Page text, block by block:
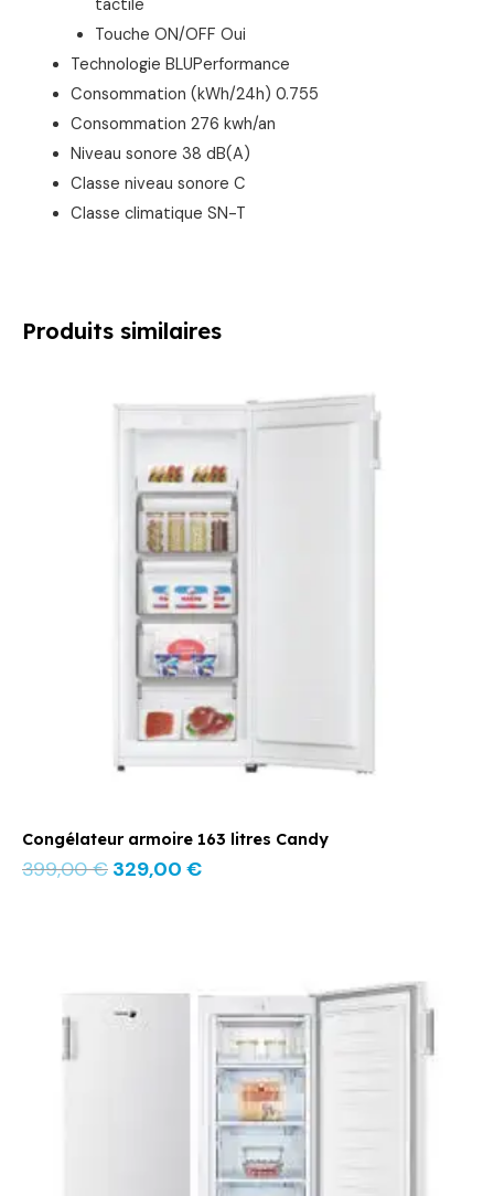
tactile
Touche ON/OFF Oui
Technologie BLUPerformance
Consommation (kWh/24h) 0.755
Consommation 276 kwh/an
Niveau sonore 38 dB(A)
Classe niveau sonore C
Classe climatique SN-T
Produits similaires
Congélateur armoire 163 litres Candy
399,00€
prix
initial
399,00 €.
329,00 €
actuel
329,00 €.
initial
était :
actuel
est :
299,00 €.